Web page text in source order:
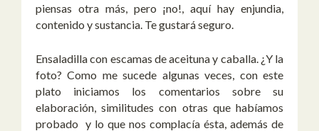
piensas otra más, pero ¡no!, aquí hay enjundia,
contenido y sustancia. Te gustará seguro.
Ensaladilla con escamas de aceituna y caballa. ¿Y la
foto? Como me sucede algunas veces, con este
plato iniciamos los comentarios sobre su
elaboración, similitudes con otras que habíamos
probado y lo que nos complacía ésta, además de